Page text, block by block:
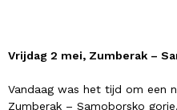
Vrijdag 2 mei, Zumberak –
Vandaag was het tijd om een
Zumberak – Samoborsko